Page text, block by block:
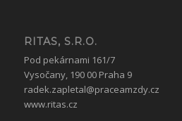
RITAS, S.R.O.
Pod pekárnami 161/7
Vysočany, 190 00 Praha 9
radek.zapletal@praceamzdy.cz
www.ritas.cz